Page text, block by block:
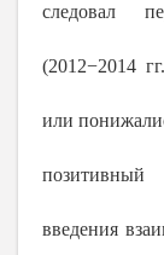
следовал
(2012−2014
или
позитивный
введения